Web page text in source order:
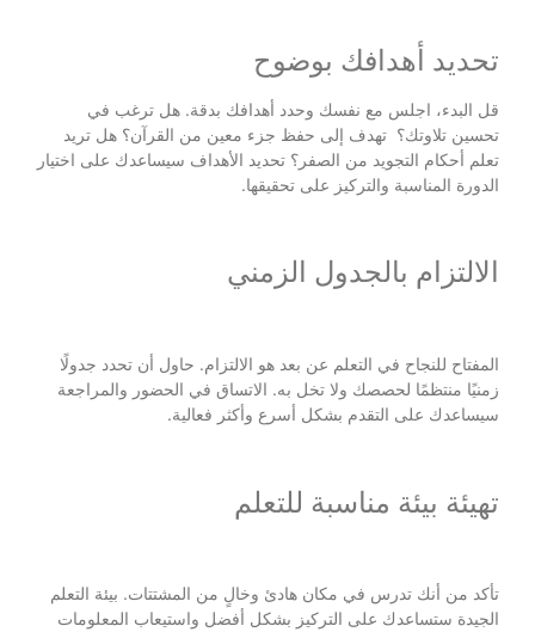
تحديد أهدافك بوضوح
قل البدء، اجلس مع نفسك وحدد أهدافك بدقة. هل ترغب في
تحسين تلاوتك؟ تهدف إلى حفظ جزء معين من القرآن؟ هل تريد
تعلم أحكام التجويد من الصفر؟ تحديد الأهداف سيساعدك على اختيار
الدورة المناسبة والتركيز على تحقيقها.
الالتزام بالجدول الزمني
المفتاح للنجاح في التعلم عن بعد هو الالتزام. حاول أن تحدد جدولًا
زمنيًا منتظمًا لحصصك ولا تخل به. الاتساق في الحضور والمراجعة
سيساعدك على التقدم بشكل أسرع وأكثر فعالية.
تهيئة بيئة مناسبة للتعلم
تأكد من أنك تدرس في مكان هادئ وخالٍ من المشتتات. بيئة التعلم
الجيدة ستساعدك على التركيز بشكل أفضل واستيعاب المعلومات